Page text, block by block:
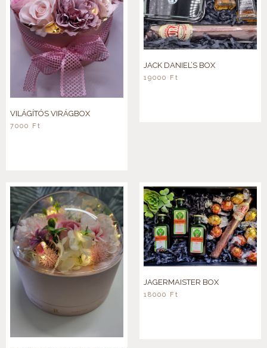
VILÁGÍTÓS VIRÁGBOX
7000 Ft
JACK DANIEL’S BOX
19000 Ft
JAGERMAISTER BOX
18000 Ft